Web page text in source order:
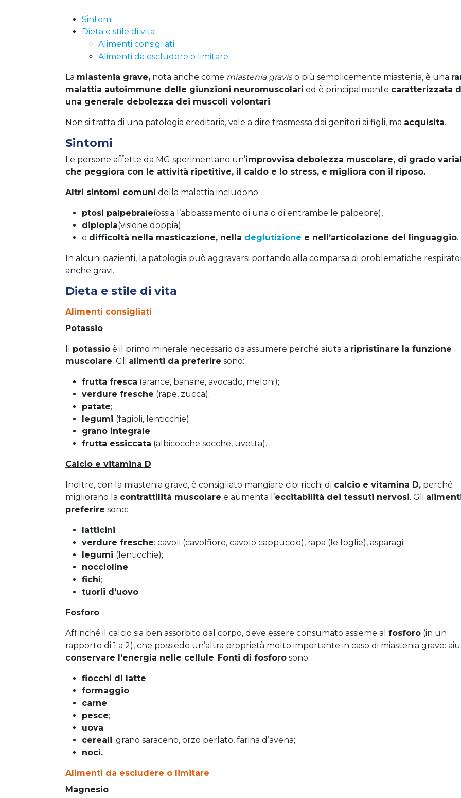
Sintomi
Dieta e stile di vita
Alimenti consigliati
Alimenti da escludere o limitare
La miastenia grave, nota anche come miastenia graviso più semplicemente miastenia, è una
malattia autoimmune delle giunzioni neuromuscolari ed è principalmente caratterizzata
una generale debolezza dei muscoli volontari.
Non si tratta di una patologia ereditaria, vale a dire trasmessa dai genitori ai figli, ma acquisita.
Sintomi
Le persone affette da MG sperimentano un’improvvisa debolezza muscolare, di grado
che peggiora con le attività ripetitive, il caldo e lo stress, e migliora con il riposo.
Altri sintomi comuni della malattia includono:
ptosi palpebrale(ossia l’abbassamento di una o di entrambe le palpebre),
diplopia(visione doppia)
e difficoltà nella masticazione, nella deglutizione e nell’articolazione del linguaggio.
In alcuni pazienti, la patologia può aggravarsi portando alla comparsa di problematiche
anche gravi.
Dieta e stile di vita
Alimenti consigliati
Potassio
Il potassio è il primo minerale necessario da assumere perché aiuta a ripristinare la funzione
muscolare. Gli alimenti da preferire sono:
frutta fresca (arance, banane, avocado, meloni);
verdure fresche (rape, zucca);
patate;
legumi (fagioli, lenticchie);
grano integrale;
frutta essiccata (albicocche secche, uvetta).
Calcio e vitamina D
Inoltre, con la miastenia grave, è consigliato mangiare cibi ricchi di calcio e vitamina D, perché
migliorano la contrattilità muscolare e aumenta l’eccitabilità dei tessuti nervosi. Gli
preferire sono:
latticini;
verdure fresche: cavoli (cavolfiore, cavolo cappuccio), rapa (le foglie), asparagi;
legumi (lenticchie);
noccioline;
fichi;
tuorli d’uovo.
Fosforo
Affinché il calcio sia ben assorbito dal corpo, deve essere consumato assieme al fosforo (in un
rapporto di 1 a 2), che possiede un’altra proprietà molto importante in caso di miastenia grave:
conservare l’energia nelle cellule. Fonti di fosforo sono:
fiocchi di latte;
formaggio;
carne;
pesce;
uova;
cereali: grano saraceno, orzo perlato, farina d’avena;
noci.
Alimenti da escludere o limitare
Magnesio